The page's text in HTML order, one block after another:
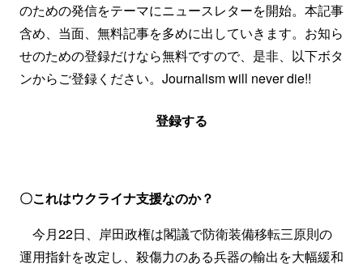
のための発信をテーマにニュースレターを開始。本記事
含め、当面、無料記事を多めに出していきます。お知ら
せのための登録だけなら無料ですので、是非、以下ボタ
ンからご登録ください。Journalism will never die!!
登録する
〇これはウクライナ支援なのか？
今月22日、岸田政権は閣議で防衛装備移転三原則の
運用指針を改定し、殺傷力のある兵器の輸出を大幅緩和